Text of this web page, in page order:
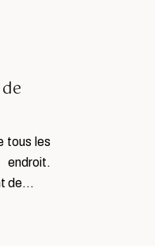
tous les
de…